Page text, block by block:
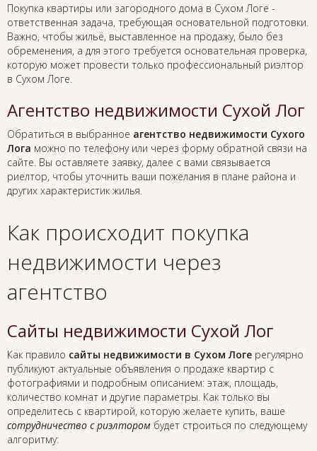
Покупка квартиры или загородного дома в Сухом Логе -
ответственная задача, требующая основательной подготовки.
Важно, чтобы жильё, выставленное на продажу, было без
обременения, а для этого требуется основательная проверка,
которую может провести только профессиональный риэлтор
в Сухом Логе.
Агентство недвижимости Сухой Лог
Обратиться в выбранное агентство недвижимости Сухого
Лога можно по телефону или через форму обратной связи на
сайте. Вы оставляете заявку, далее с вами связывается
риелтор, чтобы уточнить ваши пожелания в плане района и
других характеристик жилья.
Как происходит покупка
недвижимости через
агентство
Сайты недвижимости Сухой Лог
Как правило сайты недвижимости в Сухом Логе регулярно
публикуют актуальные объявления о продаже квартир с
фотографиями и подробным описанием: этаж, площадь,
количество комнат и другие параметры. Как только вы
определитесь с квартирой, которую желаете купить, ваше
сотрудничество с риэлтором будет строиться по следующему
алгоритму: